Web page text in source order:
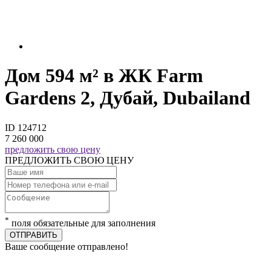
Дом 594 м² в ЖК Farm
Gardens 2, Дубай, Dubailand
ID 124712
7 260 000
предложить свою цену
ПРЕДЛОЖИТЬ СВОЮ ЦЕНУ
* поля обязательные для заполнения
ОТПРАВИТЬ
Ваше сообщение отправлено!